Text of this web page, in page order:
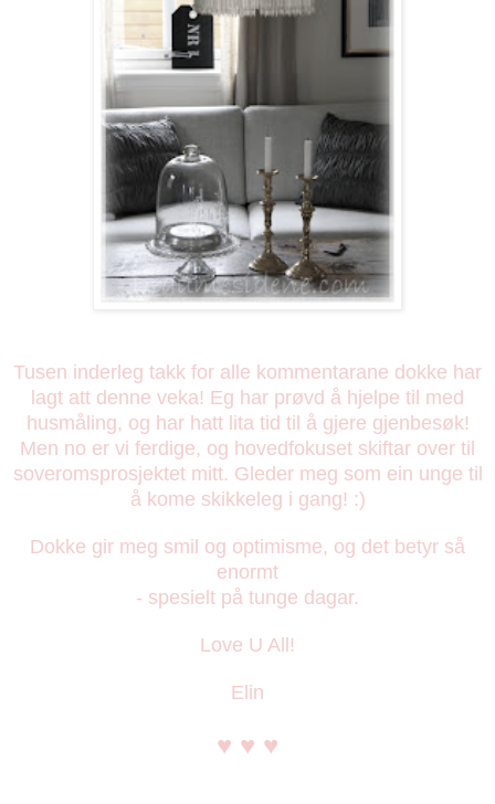
Tusen inderleg takk for alle kommentarane dokke har
lagt att denne veka! Eg har prøvd å hjelpe til med
husmåling, og har hatt lita tid til å gjere gjenbesøk!
Men no er vi ferdige, og hovedfokuset skiftar over til
soveromsprosjektet mitt. Gleder meg som ein unge til
å kome skikkeleg i gang! :)
Dokke gir meg smil og optimisme, og det betyr så
enormt
- spesielt på tunge dagar.
Love U All!
Elin
♥ ♥ ♥